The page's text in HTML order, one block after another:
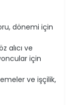
dönemi için
alıcı ve
için
ve işçilik,